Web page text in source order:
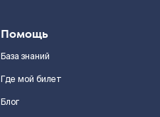
Помощь
База знаний
Где мой билет
Блог